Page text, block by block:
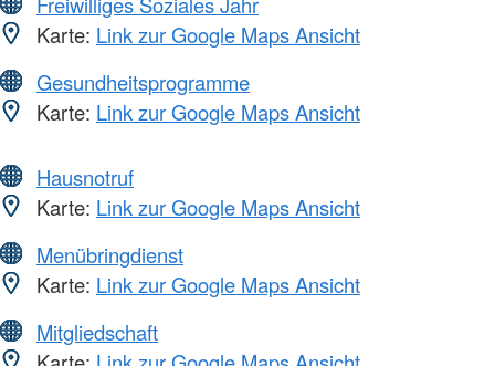
Karte: Link zur Google Maps Ansicht
Gesundheitsprogramme
Karte: Link zur Google Maps Ansicht
Hausnotruf
Karte: Link zur Google Maps Ansicht
Menübringdienst
Karte: Link zur Google Maps Ansicht
Mitgliedschaft